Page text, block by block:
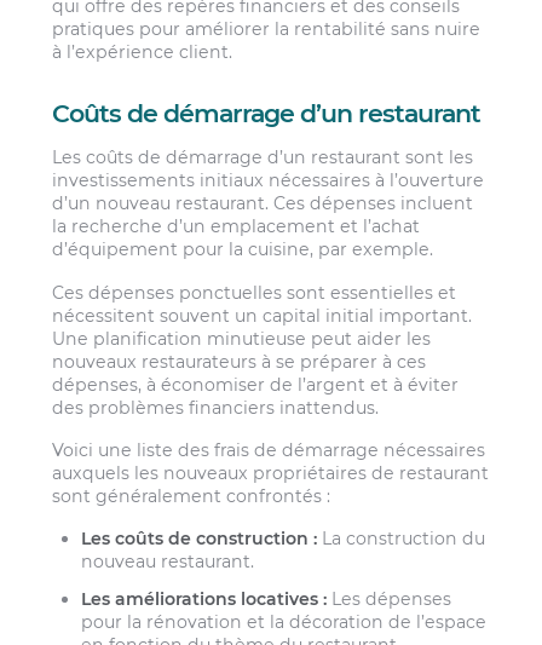
qui offre des repères financiers et des conseils
pratiques pour améliorer la rentabilité sans nuire
à l’expérience client.
Coûts de démarrage d’un restaurant
Les coûts de démarrage d’un restaurant sont les
investissements initiaux nécessaires à l’ouverture
d’un nouveau restaurant. Ces dépenses incluent
la recherche d’un emplacement et l’achat
d’équipement pour la cuisine, par exemple.
Ces dépenses ponctuelles sont essentielles et
nécessitent souvent un capital initial important.
Une planification minutieuse peut aider les
nouveaux restaurateurs à se préparer à ces
dépenses, à économiser de l’argent et à éviter
des problèmes financiers inattendus.
Voici une liste des frais de démarrage nécessaires
auxquels les nouveaux propriétaires de restaurant
sont généralement confrontés :
Les coûts de construction : La construction du
nouveau restaurant.
Les améliorations locatives : Les dépenses
pour la rénovation et la décoration de l’espace